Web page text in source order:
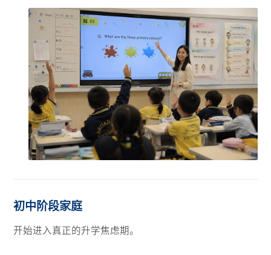
初中阶段家庭
开始进入真正的升学焦虑期。